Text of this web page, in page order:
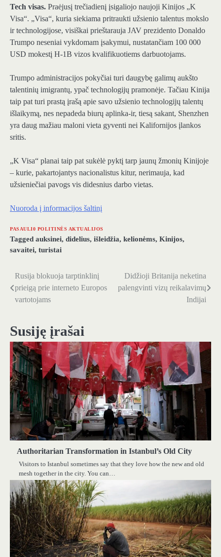
Tech visas. Praėjusį trečiadienį įsigaliojo naujoji Kinijos „K
Visa“. „Visa“, kuria siekiama pritraukti užsienio talentus mokslo
ir technologijose, visiškai prieštarauja JAV prezidento Donaldo
Trumpo neseniai vykdomam įsakymui, nustatančiam 100 000
USD mokestį H-1B vizos kvalifikuotiems darbuotojams.
Trumpo administracijos pokyčiai turi daugybę galimų aukšto
talentinių imigrantų, ypač technologijų pramonėje. Tačiau Kinija
taip pat turi prastą įrašą apie savo užsienio technologijų talentų
išlaikymą, nes nepadeda biurų aplinka-ir, tiesą sakant, Shenzhen
yra daug mažiau maloni vieta gyventi nei Kalifornijos įlankos
sritis.
„K Visa“ planai taip pat sukėlė pyktį tarp jaunų žmonių Kinijoje
– kurie, pakartojantys nacionalistus kitur, nerimauja, kad
užsieniečiai pavogs vis didesnius darbo vietas.
Nuoroda į informacijos šaltinį
PASAULI0 POLITINĖS AKTUALIJOS
Tagged auksinei, didelius, išleidžia, kelionėms, Kinijos,
savaitei, turistai
Navigacija
tarp
Rusija blokuoja tarptinklinį
prieigą prie interneto Europos
vartotojams
Didžioji Britanija neketina
palengvinti vizų reikalavimų
Indijai
Susiję įrašai
Authoritarian Transformation in Istanbul’s Old City
Visitors to Istanbul sometimes say that they love how the new and old
mesh together in the city. You can…